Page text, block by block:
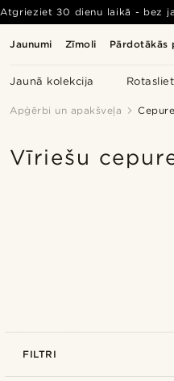
Jaunumi Zīmoli Pārdotākās
Jaunā kolekcija
Atgrieziet 30 dienu laikā - bez
Apģērbi un apakšveļa
Vīriešu
FILTRI